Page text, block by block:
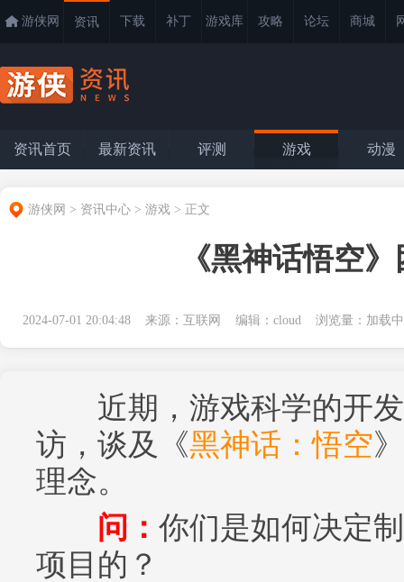
游侠网 资讯 下载 补丁 游戏库 攻略 论坛 商城
资讯首页 最新资讯 评测 游戏 动漫
游侠网 > 资讯中心 > 游戏 > 正文
《黑神话悟空
2024-07-01 20:04:48 来源：互联网 编辑：cloud 浏览量： 加载
近期，游戏科学的开发
访，谈及《黑神话：悟空
理念。
问： 你们是如何决定
项目的？